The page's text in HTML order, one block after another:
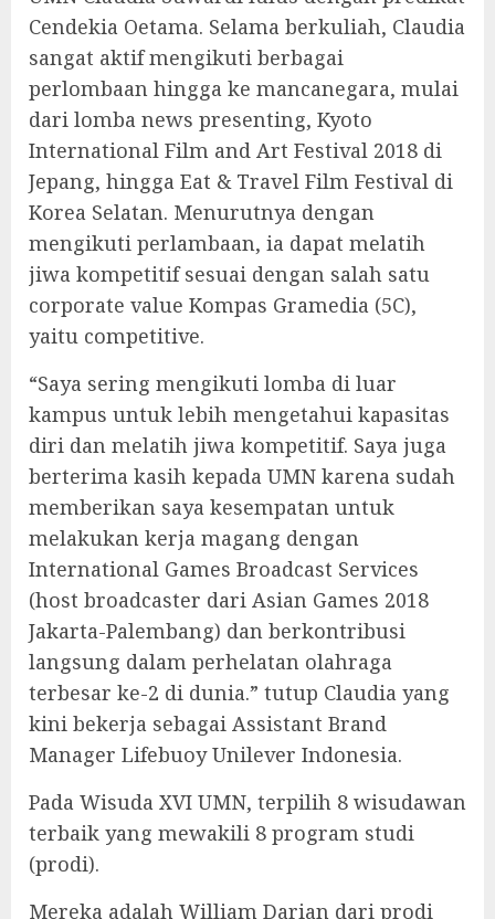
Cendekia Oetama. Selama berkuliah, Claudia
sangat aktif mengikuti berbagai
perlombaan hingga ke mancanegara, mulai
dari lomba news presenting, Kyoto
International Film and Art Festival 2018 di
Jepang, hingga Eat & Travel Film Festival di
Korea Selatan. Menurutnya dengan
mengikuti perlambaan, ia dapat melatih
jiwa kompetitif sesuai dengan salah satu
corporate value Kompas Gramedia (5C),
yaitu competitive.
“Saya sering mengikuti lomba di luar
kampus untuk lebih mengetahui kapasitas
diri dan melatih jiwa kompetitif. Saya juga
berterima kasih kepada UMN karena sudah
memberikan saya kesempatan untuk
melakukan kerja magang dengan
International Games Broadcast Services
(host broadcaster dari Asian Games 2018
Jakarta-Palembang) dan berkontribusi
langsung dalam perhelatan olahraga
terbesar ke-2 di dunia.” tutup Claudia yang
kini bekerja sebagai Assistant Brand
Manager Lifebuoy Unilever Indonesia.
Pada Wisuda XVI UMN, terpilih 8 wisudawan
terbaik yang mewakili 8 program studi
(prodi).
Mereka adalah William Darian dari prodi